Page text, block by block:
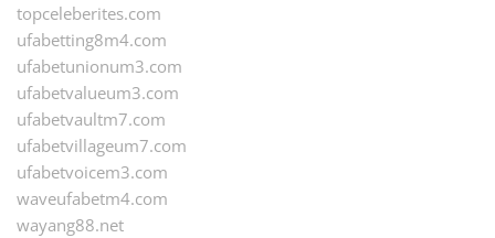
topceleberites.com
ufabetting8m4.com
ufabetunionum3.com
ufabetvalueum3.com
ufabetvaultm7.com
ufabetvillageum7.com
ufabetvoicem3.com
waveufabetm4.com
wayang88.net